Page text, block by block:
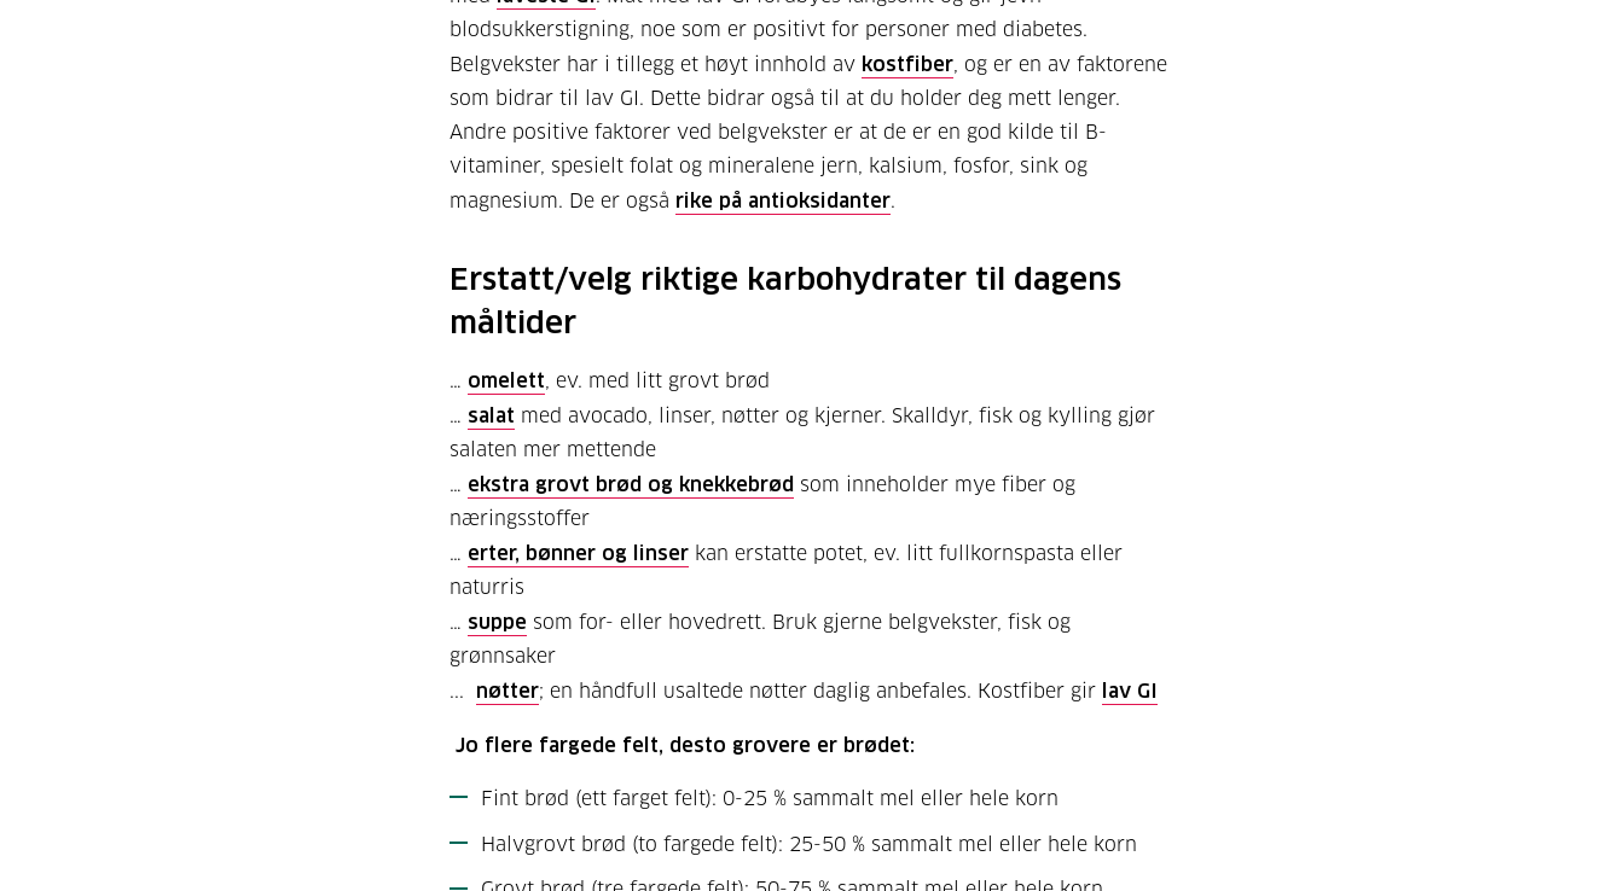
blodsukkerstigning, noe som er positivt for personer med diabetes.
Belgvekster har i tillegg et høyt innhold av kostfiber, og er en av faktorene
som bidrar til lav GI. Dette bidrar også til at du holder deg mett lenger.
Andre positive faktorer ved belgvekster er at de er en god kilde til B-
vitaminer, spesielt folat og mineralene jern, kalsium, fosfor, sink og
magnesium. De er også rike på antioksidanter.
Erstatt/velg riktige karbohydrater til dagens
måltider
… omelett, ev. med litt grovt brød
… salat med avocado, linser, nøtter og kjerner. Skalldyr, fisk og kylling gjør
salaten mer mettende
… ekstra grovt brød og knekkebrød som inneholder mye fiber og
næringsstoffer
… erter, bønner og linser kan erstatte potet, ev. litt fullkornspasta eller
naturris
… suppe som for- eller hovedrett. Bruk gjerne belgvekster, fisk og
grønnsaker
...
nøtter; en håndfull usaltede nøtter daglig anbefales. Kostfiber gir lav GI
Jo flere fargede felt, desto grovere er brødet:
Fint brød (ett farget felt): 0-25 % sammalt mel eller hele korn
Halvgrovt brød (to fargede felt): 25-50 % sammalt mel eller hele korn